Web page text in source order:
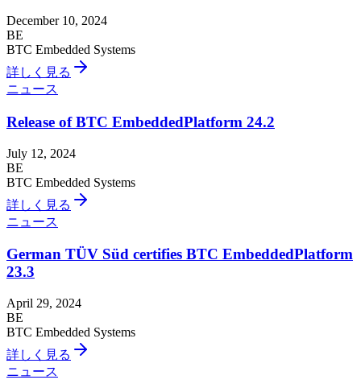
December 10, 2024
BE
BTC Embedded Systems
詳しく見る
ニュース
Release of BTC EmbeddedPlatform 24.2
July 12, 2024
BE
BTC Embedded Systems
詳しく見る
ニュース
German TÜV Süd certifies BTC EmbeddedPlatform
23.3
April 29, 2024
BE
BTC Embedded Systems
詳しく見る
ニュース